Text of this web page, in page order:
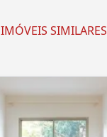
IMÓVEIS SIMILARES